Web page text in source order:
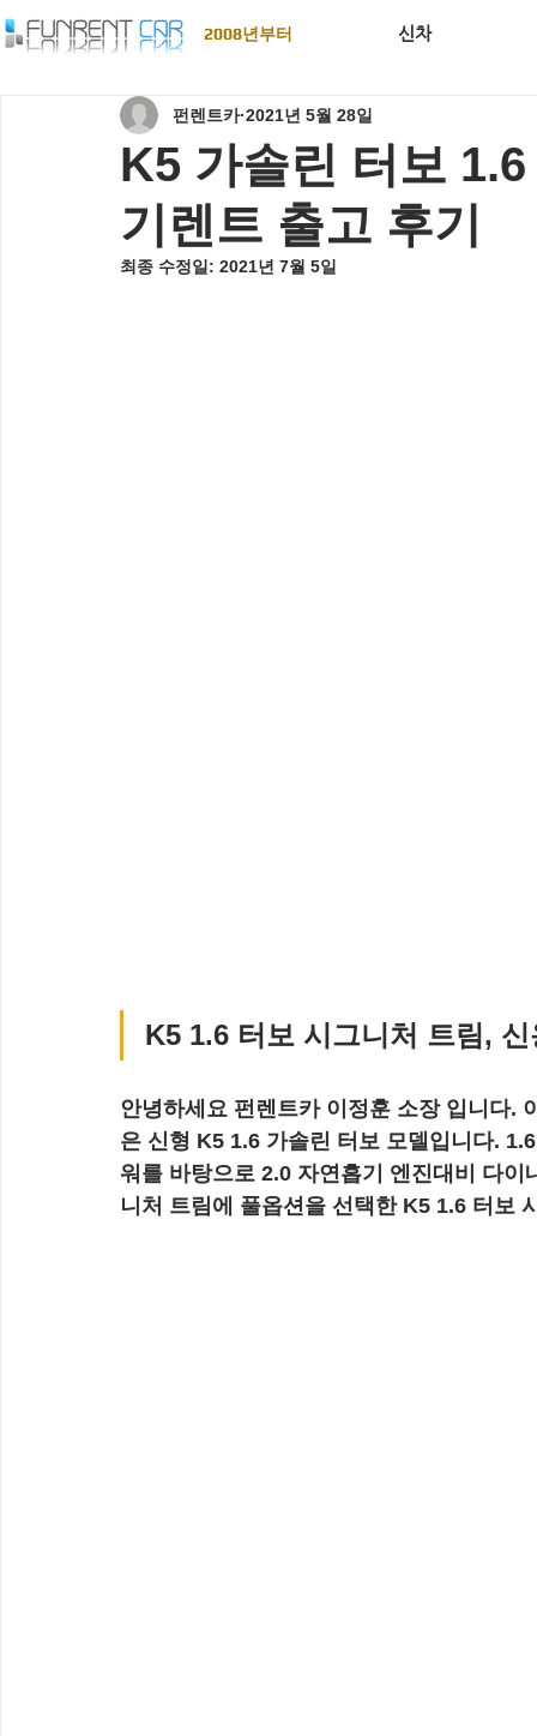
2008년부터 신차
K5 가솔린 터보
기렌트 출고 후기
펀렌트카 2021년 5월 28일
최종 수정일: 2021년 7월 5일
K5 1.6 터보 시그니처 트림,
안녕하세요 펀렌트카 이정훈 소장 입니다.
은 신형 K5 1.6 가솔린 터보 모델입니다.
워를 바탕으로 2.0 자연흡기 엔진대비 다
니처 트림에 풀옵션을 선택한 K5 1.6 터보